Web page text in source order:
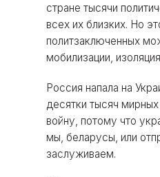
стране тысячи
всех их близких. Но
политзаключенных
мобилизации,
Россия напала на
десятки тысяч
войну, потому что
мы, беларусы, или
заслуживаем.